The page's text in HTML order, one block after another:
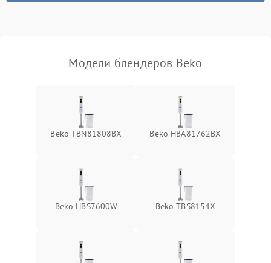
Модели блендеров Beko
Beko TBN81808BX Beko HBA81762BX
Beko HBS7600W Beko TBS8154X